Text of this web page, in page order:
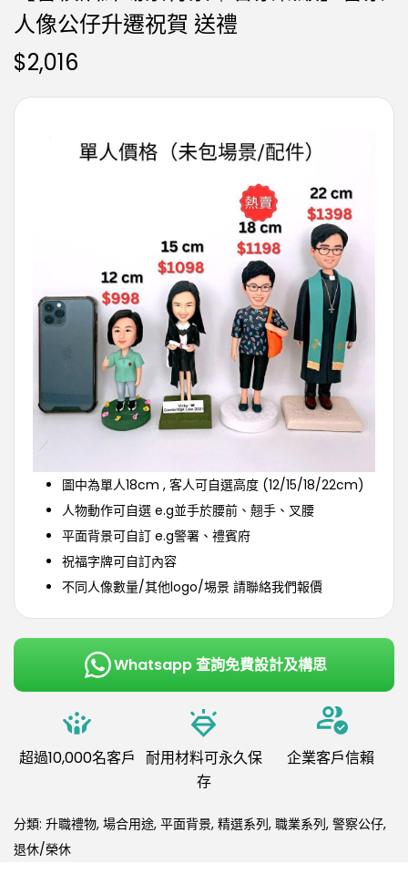
人像公仔升遷祝賀 送禮
$2,016
圖中為單人18cm , 客人可自選高度 (12/15/18/22cm)
人物動作可自選 e.g並手於腰前、翹手、叉腰
平面背景可自訂 e.g警署、禮賓府
祝福字牌可自訂內容
不同人像數量/其他logo/埸景 請聯絡我們報價
Whatsapp 查詢免費設計及構思
超過10,000名客戶 耐用材料可永久保
存
企業客戶信賴
分類: 升職禮物, 場合用途, 平面背景, 精選系列, 職業系列, 警察公仔,
退休/榮休